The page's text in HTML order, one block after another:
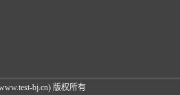
bj.cn) 版权所有